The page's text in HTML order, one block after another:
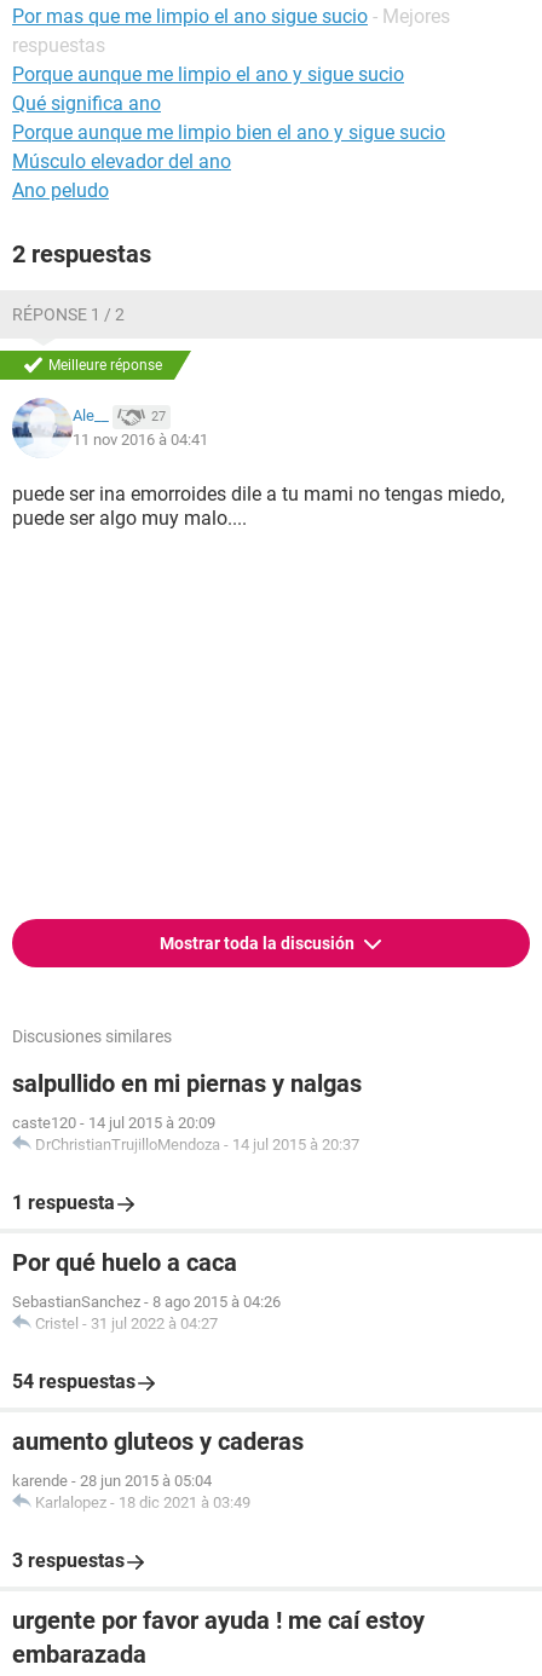
Por mas que me limpio el ano sigue sucio - Mejores
respuestas
Porque aunque me limpio el ano y sigue sucio
Qué significa ano
Porque aunque me limpio bien el ano y sigue sucio
Músculo elevador del ano
Ano peludo
2 respuestas
RÉPONSE 1 / 2
Meilleure réponse
Ale__ 27
11 nov 2016 à 04:41
puede ser ina emorroides dile a tu mami no tengas miedo,
puede ser algo muy malo....
Mostrar toda la discusión
Discusiones similares
salpullido en mi piernas y nalgas
caste120 - 14 jul 2015 à 20:09
DrChristianTrujilloMendoza - 14 jul 2015 à 20:37
1 respuesta
Por qué huelo a caca
SebastianSanchez - 8 ago 2015 à 04:26
Cristel - 31 jul 2022 à 04:27
54 respuestas
aumento gluteos y caderas
karende - 28 jun 2015 à 05:04
Karlalopez - 18 dic 2021 à 03:49
3 respuestas
urgente por favor ayuda ! me caí estoy
embarazada